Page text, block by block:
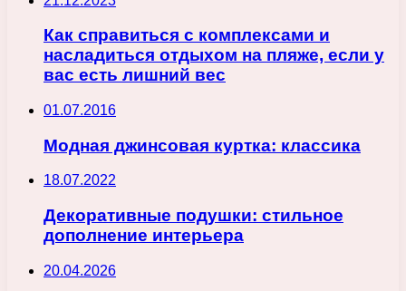
Как справиться с комплексами и
насладиться отдыхом на пляже, если у
вас есть лишний вес
01.07.2016
Модная джинсовая куртка: классика
18.07.2022
Декоративные подушки: стильное
дополнение интерьера
20.04.2026